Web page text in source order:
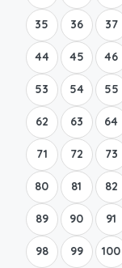
35 36 37
44 45 46
53 54 55
62 63 64
71 72 73
80 81 82
89 90 91
98 99 100